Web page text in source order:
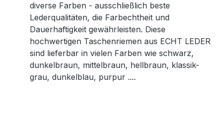
diverse Farben - ausschließlich beste
Lederqualitäten, die Farbechtheit und
Dauerhaftigkeit gewährleisten. Diese
hochwertigen Taschenriemen aus ECHT LEDER
sind lieferbar in vielen Farben wie schwarz,
dunkelbraun, mittelbraun, hellbraun, klassik-
grau, dunkelblau, purpur ....